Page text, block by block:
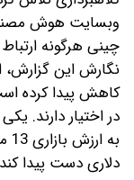
وبسایت هوش
چینی هرگونه
در اختیار دارند.
دلاری دست پیدا